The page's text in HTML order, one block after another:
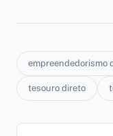
empreendedorismo
tesouro direto